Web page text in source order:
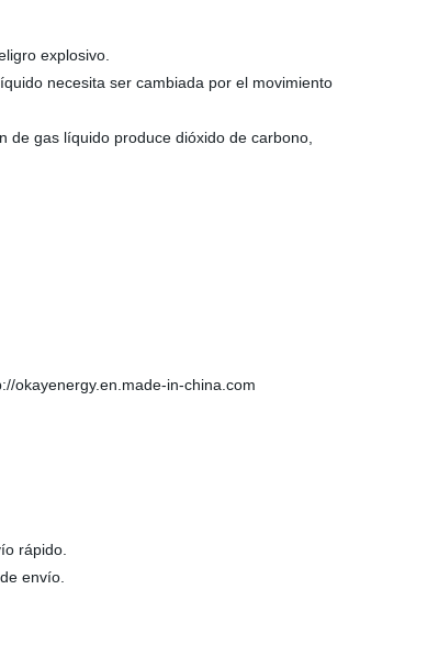
explosivo.
necesita ser cambiada por el movimiento
gas líquido produce dióxido de carbono,
okayenergy.en.made-in-china.com
rápido.
envío.